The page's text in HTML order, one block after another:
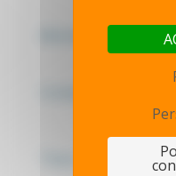
Mentions légales -